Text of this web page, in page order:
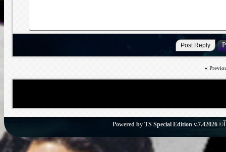
«
Powered by TS Special Edition v.7.4